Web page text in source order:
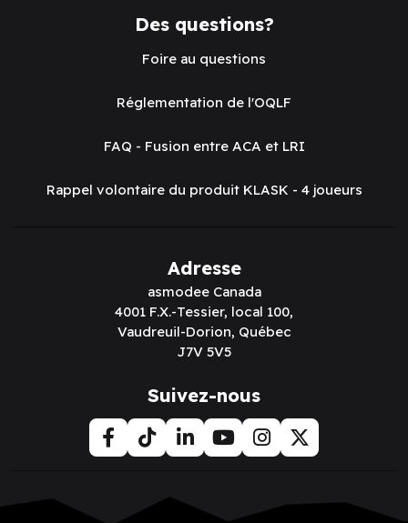
Des questions?
Foire au questions
Réglementation de l'OQLF
FAQ - Fusion entre ACA et LRI
Rappel volontaire du produit KLASK - 4 joueurs
Adresse
asmodee Canada
4001 F.X.-Tessier, local 100,
Vaudreuil-Dorion, Québec
J7V 5V5
Suivez-nous